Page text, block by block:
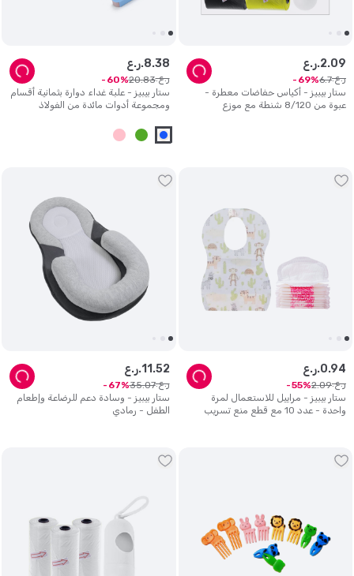
ستار بيبيز - أكياس حفاضات معطرة -
عبوة من 8/120 شنطة مع موزع
ر.ع.2.09
ر.ع. 6.7
69
ستار بيبيز - علبة غداء دوارة بثمانية أقسام
ومجموعة أدوات مائدة من الفولاذ
ر.ع.8.38
ر.ع. 20.83
60
ستار بيبيز - مراييل للاستعمال لمرة
واحدة - عدد 10 مع قطع منع تسريب
ر.ع.0.94
ر.ع. 2.09
55
ستار بيبيز - وسادة دعم للرضاعة وإطعام
الطفل - رمادي
ر.ع.11 .52
ر.ع. 35.07
67